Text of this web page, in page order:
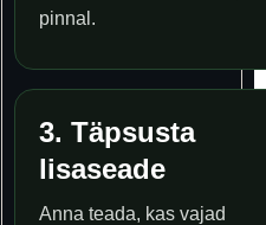
pinnal.
3. Täpsusta
lisaseade
Anna teada, kas vajad